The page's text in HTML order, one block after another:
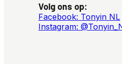
Volg ons op:
Facebook: Tonyin NL
Instagram: